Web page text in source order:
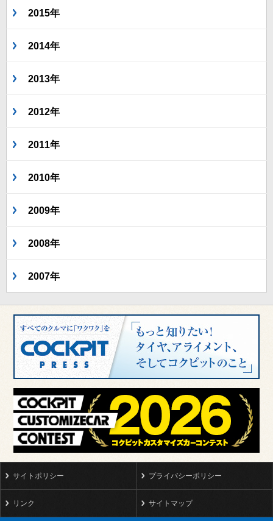
2015年
2014年
2013年
2012年
2011年
2010年
2009年
2008年
2007年
サイトポリシー プライバシーポリシー
リンク サイトマップ